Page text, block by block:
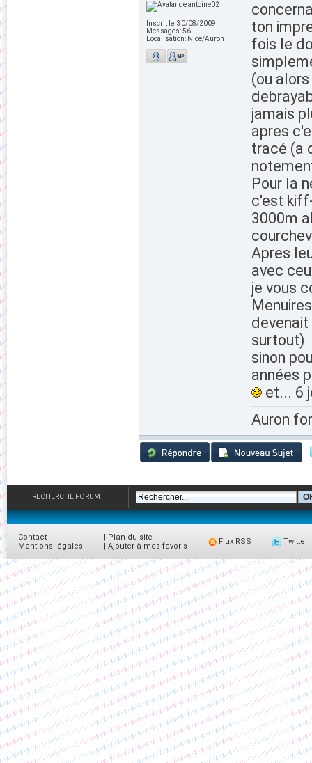
Inscrit le:30/08/2009
Messages:56
Localisation: Nice/Auron
ton
fois le
(ou
jamais
apres
tracé (a
Pour la
c'est
3000m
Apres
avec
je vous
devenait
surtout)
sinon
années
et... 6
Auron
RECHERCHE FORUM
| Contact
| Mentions légales
| Plan du site
| Ajouter à mes favoris
Flux RSS Twitter